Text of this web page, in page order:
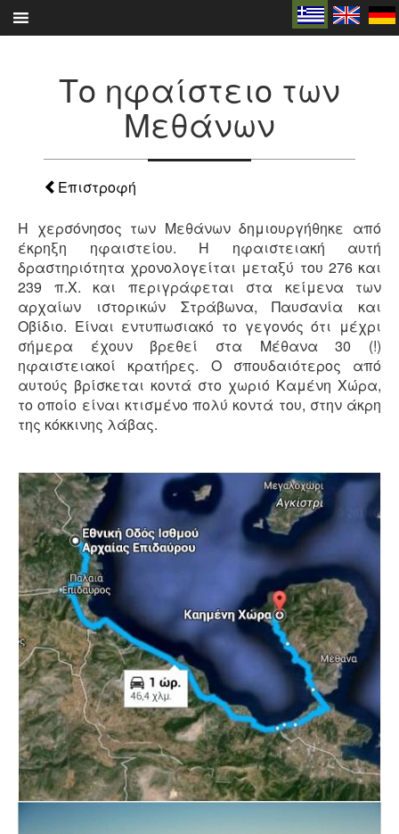
Skip
Το ηφαίστειο των
Μεθάνων
Επιστροφή
Η χερσόνησος των Μεθάνων δημιουργήθηκε από
έκρηξη ηφαιστείου. Η ηφαιστειακή αυτή
δραστηριότητα χρονολογείται μεταξύ του 276 και
239 π.Χ. και περιγράφεται στα κείμενα των
αρχαίων ιστορικών Στράβωνα, Παυσανία και
Οβίδιο. Είναι εντυπωσιακό το γεγονός ότι μέχρι
σήμερα έχουν βρεθεί στα Μέθανα 30 (!)
ηφαιστειακοί κρατήρες. Ο σπουδαιότερος από
αυτούς βρίσκεται κοντά στο χωριό Καμένη Χώρα,
το οποίο είναι κτισμένο πολύ κοντά του, στην άκρη
της κόκκινης λάβας.